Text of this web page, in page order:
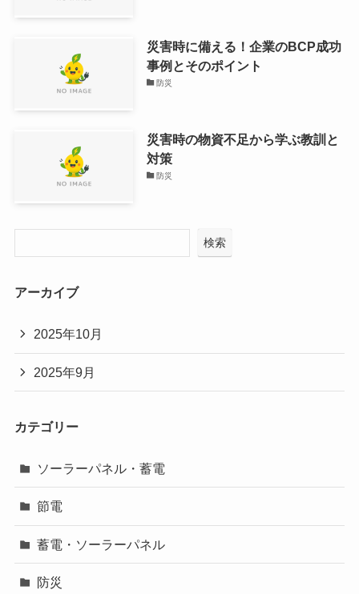
災害時に備える！企業のBCP成功
事例とそのポイント
防災
災害時の物資不足から学ぶ教訓と
対策
防災
検索
アーカイブ
2025年10月
2025年9月
カテゴリー
ソーラーパネル・蓄電
節電
蓄電・ソーラーパネル
防災